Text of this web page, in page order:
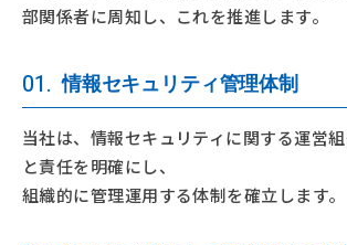
部関係者に周知し、これを推進します。
01. 情報セキュリティ管理体制
当社は、情報セキュリティに関する運営
と責任を明確にし、
組織的に管理運用する体制を確立します。